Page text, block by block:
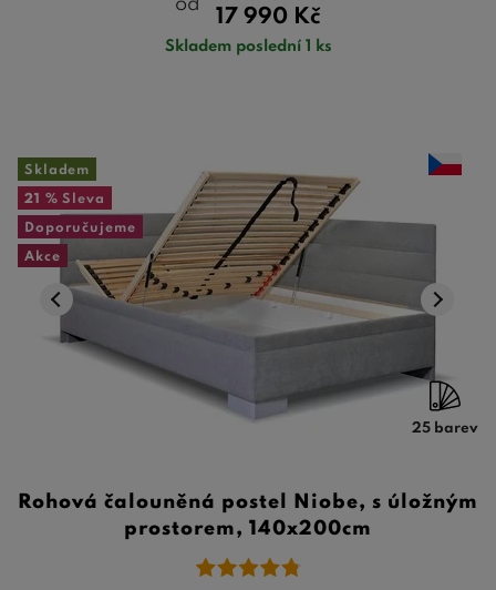
od
17 990 Kč
Skladem poslední 1 ks
Skladem
21 % Sleva
Doporučujeme
Akce
25 barev
Rohová čalouněná postel Niobe, s úložným
prostorem, 140x200cm